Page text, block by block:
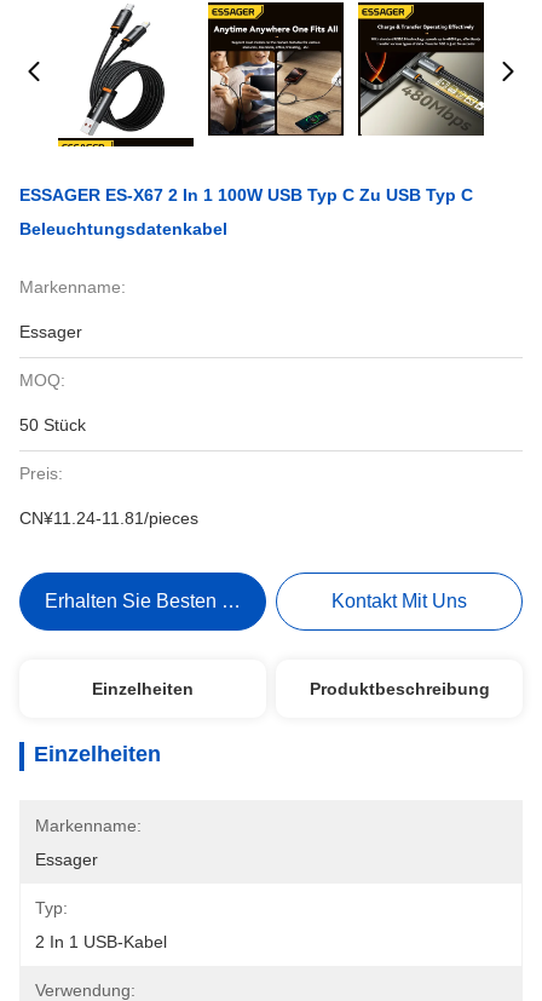
ESSAGER ES-X67 2 In 1 100W USB Typ C Zu USB Typ C
Beleuchtungsdatenkabel
Markenname:
Essager
MOQ:
50 Stück
Preis:
CN¥11.24-11.81/pieces
Erhalten Sie Besten Preis Kontakt Mit Uns
Einzelheiten Produktbeschreibung
Einzelheiten
Markenname:
Essager
Typ:
2 In 1 USB-Kabel
Verwendung: